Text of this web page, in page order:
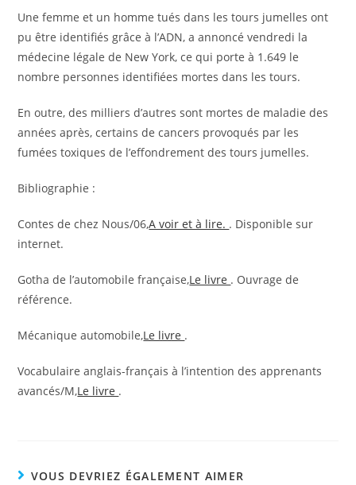
Une femme et un homme tués dans les tours jumelles ont
pu être identifiés grâce à l’ADN, a annoncé vendredi la
médecine légale de New York, ce qui porte à 1.649 le
nombre personnes identifiées mortes dans les tours.
En outre, des milliers d’autres sont mortes de maladie des
années après, certains de cancers provoqués par les
fumées toxiques de l’effondrement des tours jumelles.
Bibliographie :
Contes de chez Nous/06,A voir et à lire. . Disponible sur
internet.
Gotha de l’automobile française,Le livre . Ouvrage de
référence.
Mécanique automobile,Le livre .
Vocabulaire anglais-français à l’intention des apprenants
avancés/M,Le livre .
VOUS DEVRIEZ ÉGALEMENT AIMER